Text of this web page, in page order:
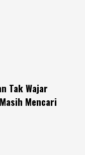
Tak Wajar
Mencari